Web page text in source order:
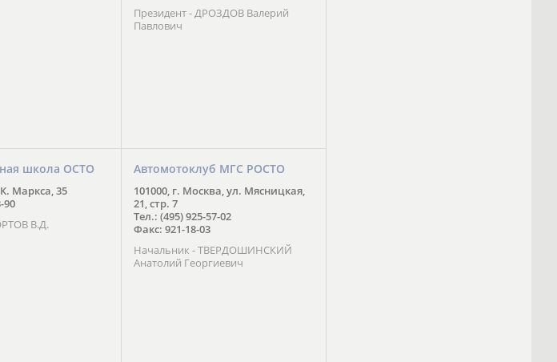
Президент - ДРОЗДОВ Валерий
Павлович
школа ОСТО
Маркса, 35
90
В.Д.
Автомотоклуб МГС РОСТО
101000, г. Москва, ул. Мясницкая,
21, стр. 7
Тел.: (495) 925-57-02
Факс: 921-18-03
Начальник - ТВЕРДОШИНСКИЙ
Анатолий Георгиевич